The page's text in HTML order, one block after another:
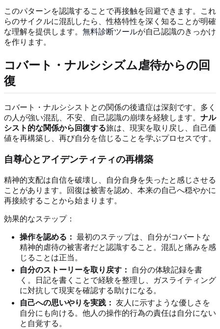
このパターンを認識することで再接触を回避できます。これ
らのサイクルに混乱したら、性格特性を深く知ることが明確
な理解を提供します。 無料診断ツールが自己認識のきっかけ
を作ります。
コバート・ナルシシズム虐待からの回
復
コバート・ナルシシストとの関係の後遺症は深刻です。多く
の人が強い混乱、不安、自己認識の崩壊を経験します。 ナル
シスト的な関係から回復する旅は、現実を取り戻し、自己価
値を再構築し、再び自分を信じることを学ぶプロセスです。
自尊心とアイデンティティの再構築
精神的支配は自信を破壊し、自分自身を失ったと感じさせる
ことがあります。回復は被害を認め、本来の自己へ穏やかに
再接続することから始まります。
効果的なステップ：
操作を認める： 最初のステップは、自分がコバートな
精神的虐待の被害者だと認識すること。混乱と痛みを感
じることは正当。
自分のストーリーを取り戻す：
自分の体験記録を書
く。日記を書くことで経験を整理し、ガスライティング
に対抗して現実を確認する助けになる。
自己への思いやりを実践： 友人に示すような優しさを
自分にも向ける。他人の操作的行為の責任は自分にない
と自覚する。